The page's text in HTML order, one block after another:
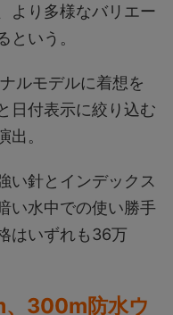
より多様なバリエー
という。
ルモデルに着想を
日付表示に絞り込む
出。
い針とインデックス
い水中での使い勝手
はいずれも36万
、300m防水ウ